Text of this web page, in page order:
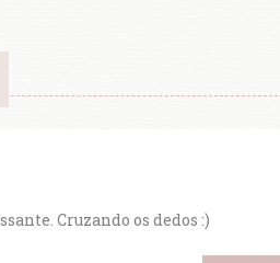
Cruzando os dedos :)